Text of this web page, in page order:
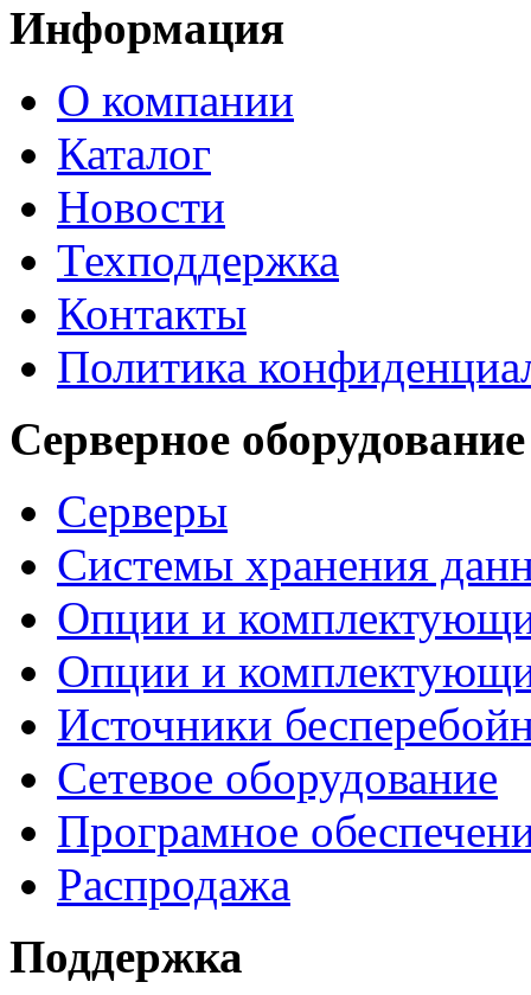
Информация
О компании
Каталог
Новости
Техподдержка
Контакты
Политика
Серверное оборудование
Серверы
Системы хранения
Опции и
Опции и
Источники
Сетевое оборудование
Програмное
Распродажа
Поддержка